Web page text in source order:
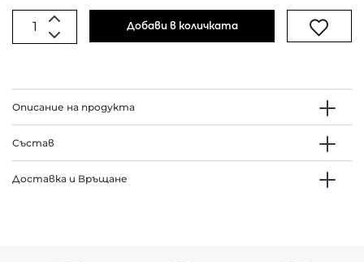
Добави в количката
Описание на продукта
Състав
Доставка и Връщане